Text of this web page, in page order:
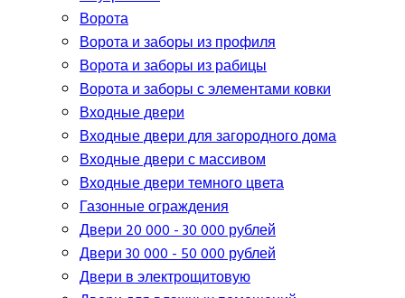
Ворота
Ворота и заборы из профиля
Ворота и заборы из рабицы
Ворота и заборы с элементами ковки
Входные двери
Входные двери для загородного дома
Входные двери с массивом
Входные двери темного цвета
Газонные ограждения
Двери 20 000 - 30 000 рублей
Двери 30 000 - 50 000 рублей
Двери в электрощитовую